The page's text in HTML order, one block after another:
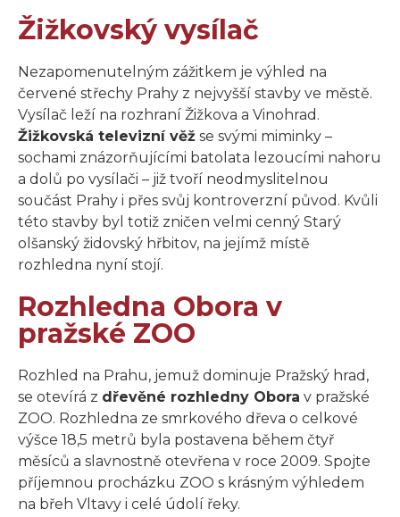
Žižkovský vysílač
Nezapomenutelným zážitkem je výhled na
červené střechy Prahy z nejvyšší stavby ve městě.
Vysílač leží na rozhraní Žižkova a Vinohrad.
Žižkovská televizní věž se svými miminky –
sochami znázorňujícími batolata lezoucími nahoru
a dolů po vysílači – již tvoří neodmyslitelnou
součást Prahy i přes svůj kontroverzní původ. Kvůli
této stavby byl totiž zničen velmi cenný Starý
olšanský židovský hřbitov, na jejímž místě
rozhledna nyní stojí.
Rozhledna Obora v
pražské ZOO
Rozhled na Prahu, jemuž dominuje Pražský hrad,
se otevírá z dřevěné rozhledny Obora v pražské
ZOO. Rozhledna ze smrkového dřeva o celkové
výšce 18,5 metrů byla postavena během čtyř
měsíců a slavnostně otevřena v roce 2009. Spojte
příjemnou procházku ZOO s krásným výhledem
na břeh Vltavy i celé údolí řeky.